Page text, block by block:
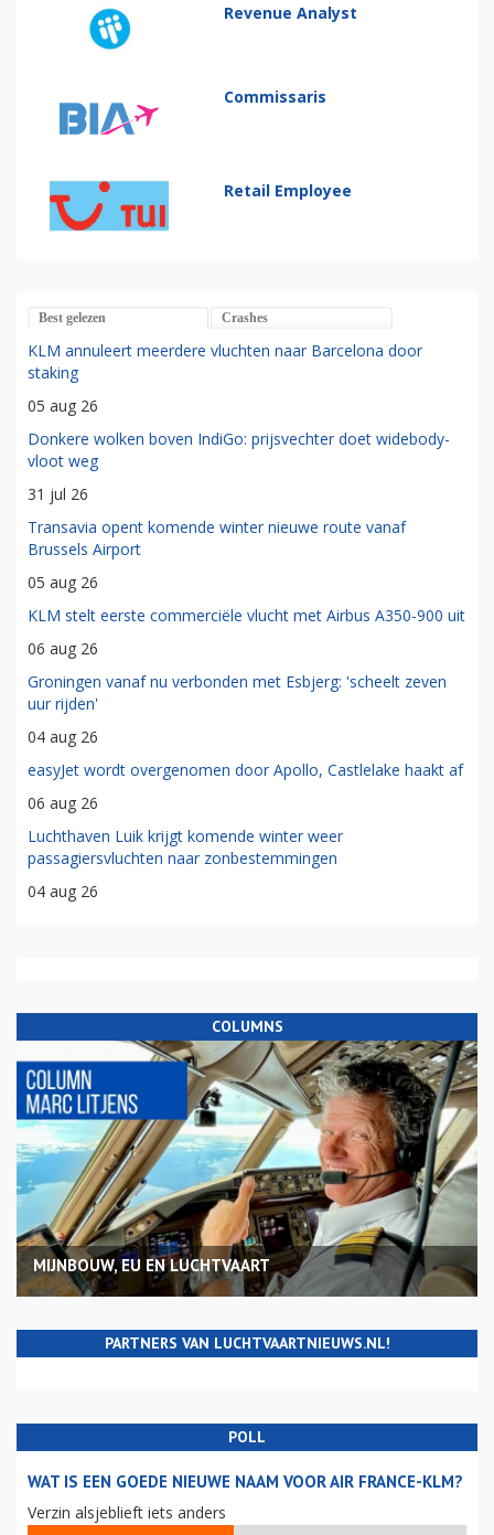
Revenue Analyst
Commissaris
Retail Employee
Best gelezen Crashes
KLM annuleert meerdere vluchten naar Barcelona door
staking
05 aug 26
Donkere wolken boven IndiGo: prijsvechter doet widebody-
vloot weg
31 jul 26
Transavia opent komende winter nieuwe route vanaf
Brussels Airport
05 aug 26
KLM stelt eerste commerciële vlucht met Airbus A350-900 uit
06 aug 26
Groningen vanaf nu verbonden met Esbjerg: 'scheelt zeven
uur rijden'
04 aug 26
easyJet wordt overgenomen door Apollo, Castlelake haakt af
06 aug 26
Luchthaven Luik krijgt komende winter weer
passagiersvluchten naar zonbestemmingen
04 aug 26
COLUMNS
MIJNBOUW, EU EN LUCHTVAART
PARTNERS VAN LUCHTVAARTNIEUWS.NL!
POLL
WAT IS EEN GOEDE NIEUWE NAAM VOOR AIR FRANCE-KLM?
Verzin alsjeblieft iets anders